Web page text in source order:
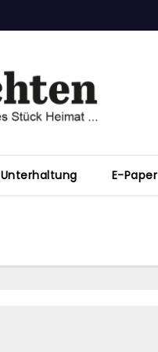
Unterhaltung E-Paper